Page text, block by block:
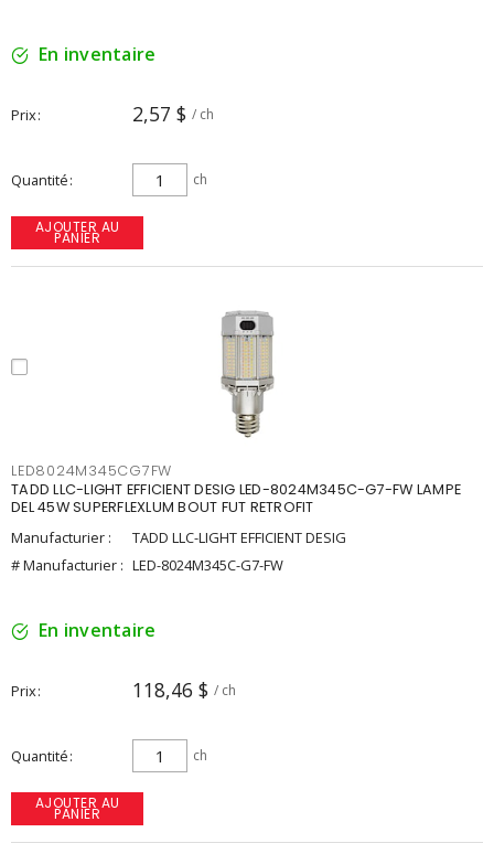
En inventaire
Prix 2,57 $ / ch
Quantité ch
AJOUTER AU
PANIER
LED8024M345CG7FW
TADD LLC-LIGHT EFFICIENT DESIG LED-8024M345C-G7-FW LAMPE
DEL 45W SUPERFLEXLUM BOUT FUT RETROFIT
Manufacturier :
TADD LLC-LIGHT EFFICIENT DESIG
# Manufacturier : LED-8024M345C-G7-FW
En inventaire
Prix 118,46 $ / ch
Quantité ch
AJOUTER AU
PANIER